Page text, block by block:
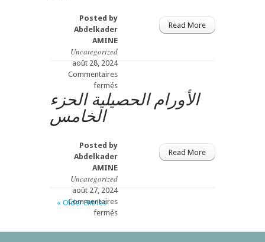
الصحة
الجزء
الثاني
Posted by
Abdelkader
AMINE
Uncategorized
août 28, 2024
Commentaires
ferméssur
الأطعمة
التي
الصحة
الجزء
Read More
الأورام الحصيلية الحزء
الخامس
Posted by
Abdelkader
AMINE
Uncategorized
août 27, 2024
Commentaires
ferméssur
الحصيلية
Read More
« Older Entries